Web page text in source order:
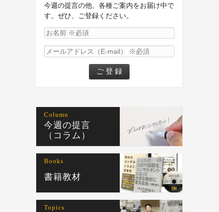
今週の提言の他、各種ご案内をお届け中で
す。ぜひ、ご登録ください。
Column
今週の提言
（コラム）
Books
書籍教材
Topics